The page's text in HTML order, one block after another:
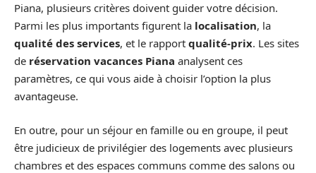
Piana, plusieurs critères doivent guider votre décision.
Parmi les plus importants figurent la localisation, la
qualité des services, et le rapport qualité-prix. Les sites
de réservation vacances Piana analysent ces
paramètres, ce qui vous aide à choisir l’option la plus
avantageuse.
En outre, pour un séjour en famille ou en groupe, il peut
être judicieux de privilégier des logements avec plusieurs
chambres et des espaces communs comme des salons ou